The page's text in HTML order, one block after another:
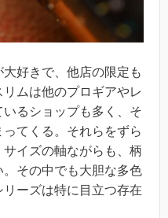
好きで、他店の限定も
ムは他のプロギアやレ
るショップも多く、そ
てくる。それらをずら
イズの軸ながらも、柄
その中でも大胆な多色
ーズは特に目立つ存在